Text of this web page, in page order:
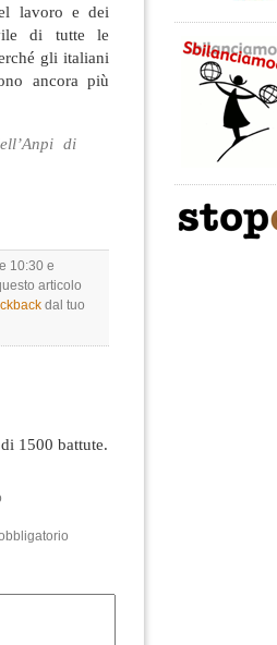
lavoro e dei
di tutte le
gli italiani
ancora più
di
10:30 e
articolo
dal tuo
1500 battute.